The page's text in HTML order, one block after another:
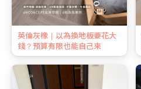
英倫灰橡｜以為換地板要花大
錢？預算有限也能自己來